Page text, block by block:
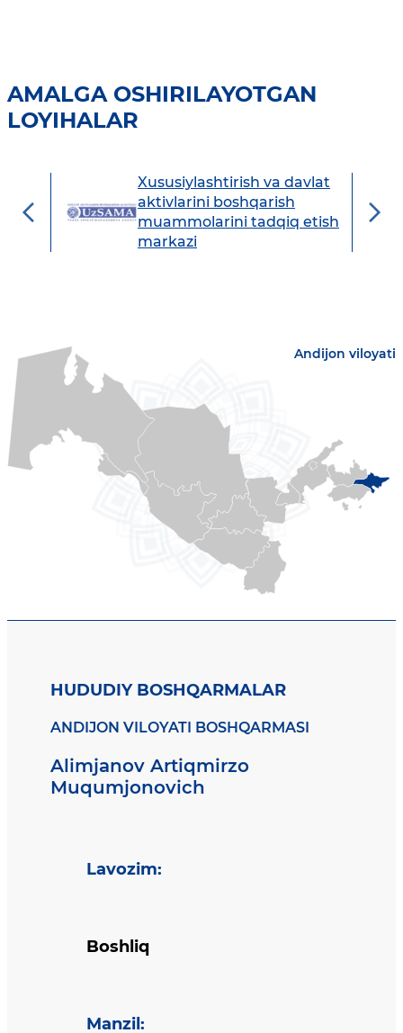
AMALGA OSHIRILAYOTGAN
LOYIHALAR
Xususiylashtirish va davlat
aktivlarini boshqarish
muammolarini tadqiq etish
markazi
Andijon viloyati
HUDUDIY BOSHQARMALAR
ANDIJON VILOYATI BOSHQARMASI
Alimjanov Artiqmirzo
Muqumjonovich
Lavozim:
Boshliq
Manzil :